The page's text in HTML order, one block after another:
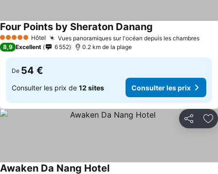
5 Étoiles Hôtel Vues panoramiques sur l'océan depuis les chambres
Four Points by Sheraton Danang
8,9 Excellent 6 552 0.2 km de la plage
De 54 €
Consulter les prix de 12 sites Consulter les prix
Partager
Awaken Da Nang Hotel